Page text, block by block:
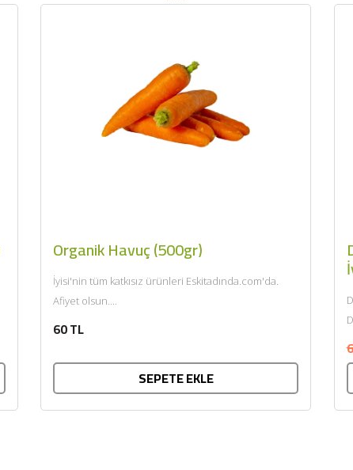
Organik Havuç (500gr)
İyisi'nin tüm katkısız ürünleri Eskitadında.com'da.
Afiyet olsun....
60 TL
SEPETE EKLE